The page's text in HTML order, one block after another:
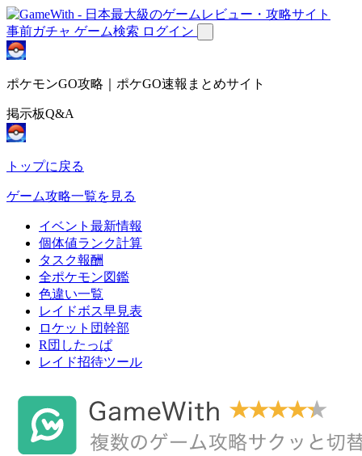
事前ガチャ ゲーム検索 ログイン
ポケモンGO攻略｜ポケGO速報まとめサイト
掲示板Q&A
トップに戻る
ゲーム攻略一覧を見る
イベント最新情報
個体値ランク計算
タスク報酬
全ポケモン図鑑
色違い一覧
レイドボス早見表
ロケット団幹部
R団したっぱ
レイド招待ツール